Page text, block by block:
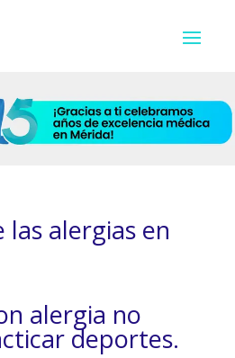
las alergias en
alergia no
deportes.